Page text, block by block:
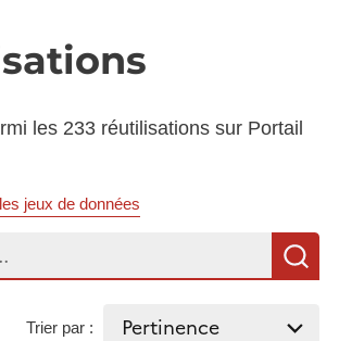
les 233 réutilisations sur Portail
jeux de données
Trier par :